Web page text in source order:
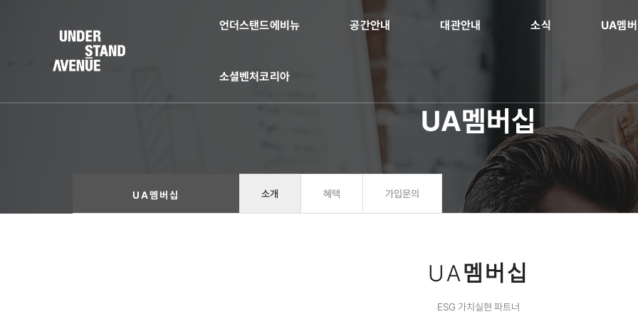
언더스탠드에비뉴 공간안내 대관안내 소식 UA멤
소셜벤처코리아
UA멤버십
UA멤버십 소개 혜택 가입문의
UA멤버십
ESG 가치실현 파트너